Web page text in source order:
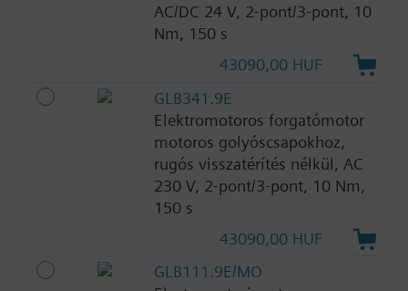
AC/DC 24 V, 2-pont/3-pont, 10
Nm, 150 s
43090,00 HUF
GLB341.9E
Elektromotoros forgatómotor
motoros golyóscsapokhoz,
rugós visszatérítés nélkül, AC
230 V, 2-pont/3-pont, 10 Nm,
150 s
43090,00 HUF
GLB111.9E/MO